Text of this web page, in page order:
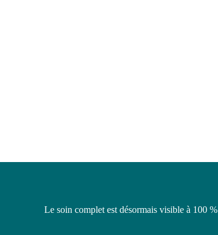
Le soin complet est désormais visible à 100 %